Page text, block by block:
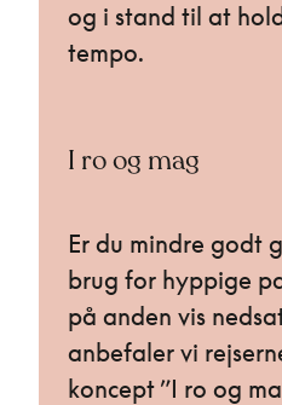
og i stand til at
tempo.
I ro og mag
Er du mindre godt
brug for hyppige
på anden vis
anbefaler vi
koncept ”I ro og